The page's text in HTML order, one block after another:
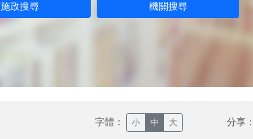
施政搜尋 機關搜尋
字體： 小 中 大 分享：